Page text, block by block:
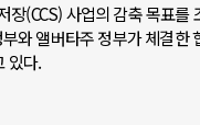
(CCS) 사업의 감축 목표
와 앨버타주 정부가 체결한
있다.